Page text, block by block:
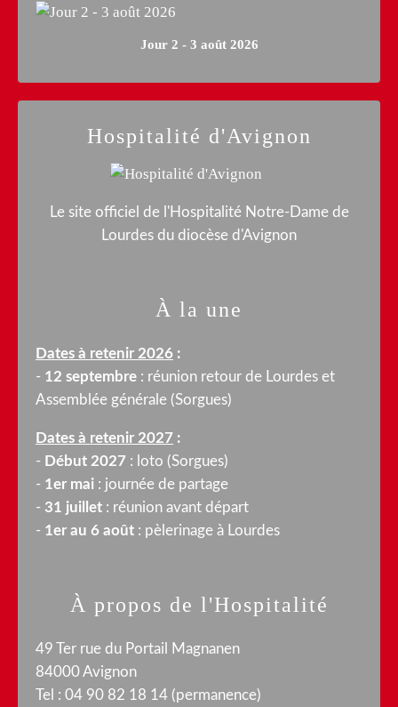
Jour 2 - 3 août 2026
Hospitalité d'Avignon
Le site officiel de l'Hospitalité Notre-Dame de
Lourdes du diocèse d'Avignon
À propos de l'Hospitalité
49 Ter rue du Portail Magnanen
84000 Avignon
Tel : 04 90 82 18 14 (permanence)
À la une
Dates à retenir 2026 :
- 12 septembre : réunion retour de Lourdes et
Assemblée générale (Sorgues)
Dates à retenir 2027 :
- Début 2027 : loto (Sorgues)
- 1er mai : journée de partage
- 31 juillet : réunion avant départ
- 1er au 6 août : pèlerinage à Lourdes